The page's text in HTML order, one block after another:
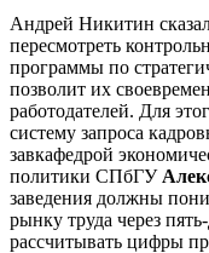
Андрей Никитин
пересмотреть
программы по
позволит их
работодателей. Для
систему запроса
завкафедрой
политики СПбГУ
заведения должны
рынку труда через
рассчитывать цифры